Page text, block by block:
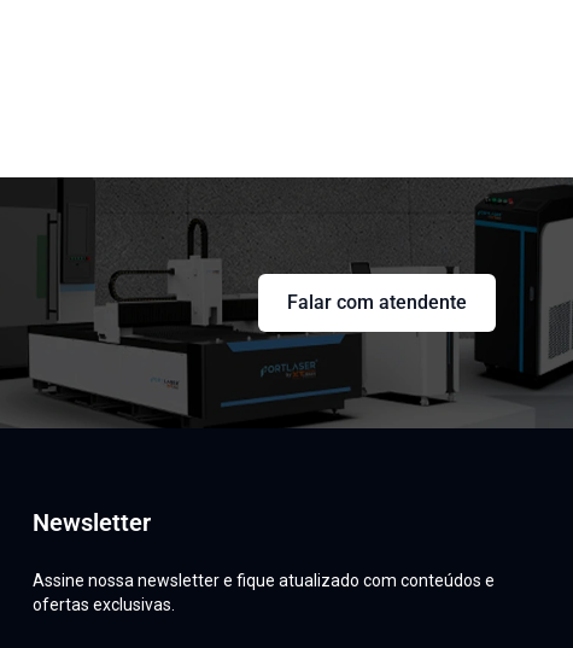
Falar com atendente
Newsletter
Assine nossa newsletter e fique atualizado com conteúdos e
ofertas exclusivas.